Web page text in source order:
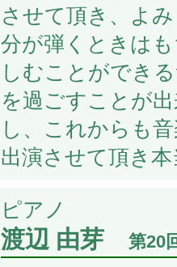
させて頂き、よ
分が弾くときは
しむことができ
を過ごすことが
し、これからも
出演させて頂き
ピアノ
渡辺 由芽 第20